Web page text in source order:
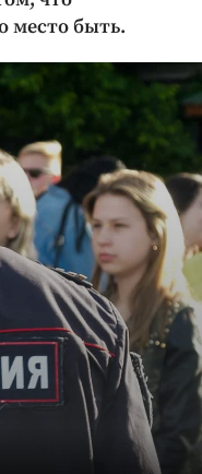
место быть.